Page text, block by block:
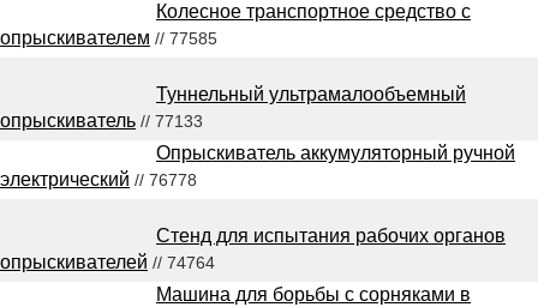
Колесное транспортное средство с
опрыскивателем // 77585
Туннельный ультрамалообъемный
опрыскиватель // 77133
Опрыскиватель аккумуляторный ручной
электрический // 76778
Стенд для испытания рабочих органов
опрыскивателей // 74764
Машина для борьбы с сорняками в